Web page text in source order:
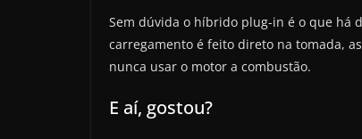
Sem dúvida o híbrido plug-in é o que há
carregamento é feito direto na tomada,
nunca usar o motor a combustão.
E aí, gostou?